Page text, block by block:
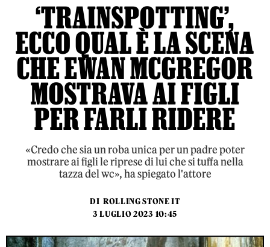
‘TRAINSPOTTING’,
ECCO QUAL È LA SCENA
CHE EWAN MCGREGOR
MOSTRAVA AI FIGLI
PER FARLI RIDERE
«Credo che sia un roba unica per un padre poter
mostrare ai figli le riprese di lui che si tuffa nella
tazza del wc», ha spiegato l'attore
DI ROLLING STONE IT
3 LUGLIO 2023 10:45